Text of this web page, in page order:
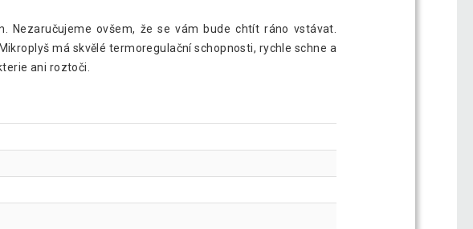
Nezaručujeme ovšem, že se vám bude chtít ráno vstávat.
má skvělé termoregulační schopnosti, rychle schne a
ani roztoči.